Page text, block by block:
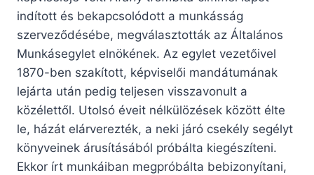
indított és bekapcsolódott a munkásság
szerveződésébe, megválasztották az Általános
Munkásegylet elnökének. Az egylet vezetőivel
1870-ben szakított, képviselői mandátumának
lejárta után pedig teljesen visszavonult a
közélettől. Utolsó éveit nélkülözések között élte
le, házát elárverezték, a neki járó csekély segélyt
könyveinek árusításából próbálta kiegészíteni.
Ekkor írt munkáiban megpróbálta bebizonyítani,